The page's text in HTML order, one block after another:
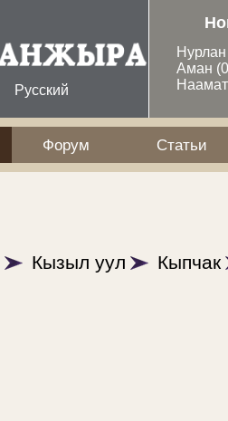
Русский
Аман
Форум Статьи
Кызыл уул Кыпчак